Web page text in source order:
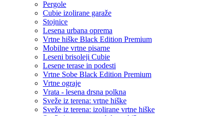
Pergole
Cubie izolirane garaže
Stojnice
Lesena urbana oprema
Vrtne hiške Black Edition Premium
Mobilne vrtne pisarne
Leseni brisoleji Cubie
Lesene terase in podesti
Vrtne Sobe Black Edition Premium
Vrtne ograje
Vrata - lesena drsna polkna
Sveže iz terena: vrtne hiške
Sveže iz terena: izolirane vrtne hiške